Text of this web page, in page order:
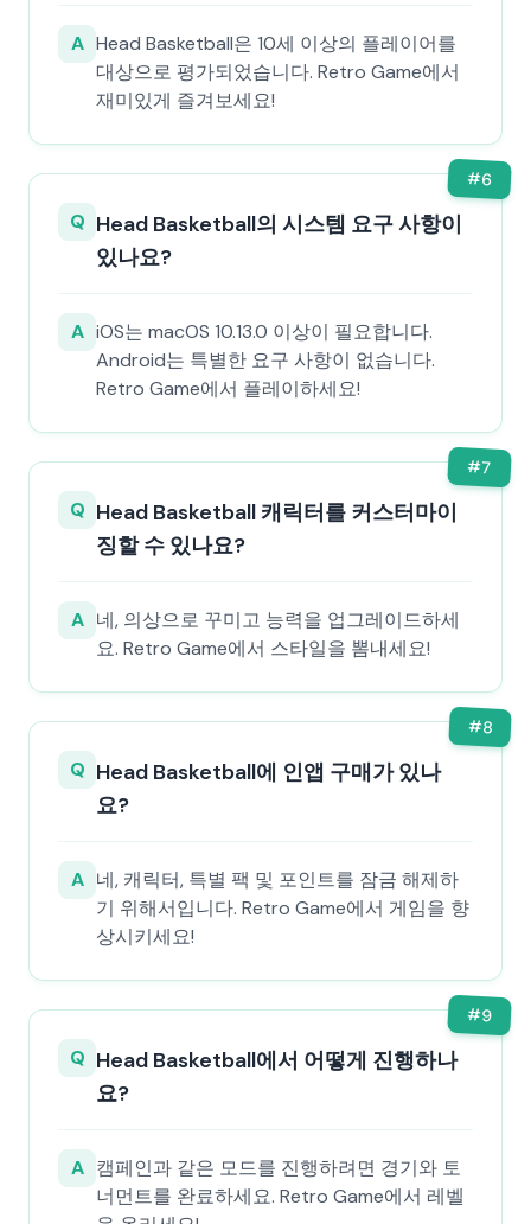
A Head Basketball은 10세 이상의 플레이어를
대상으로 평가되었습니다. Retro Game에서
재미있게 즐겨보세요!
#6
Q Head Basketball의 시스템 요구 사항이
있나요?
A iOS는 macOS 10.13.0 이상이 필요합니다.
Android는 특별한 요구 사항이 없습니다.
Retro Game에서 플레이하세요!
#7
Q Head Basketball 캐릭터를 커스터마이
징할 수 있나요?
A 네, 의상으로 꾸미고 능력을 업그레이드하세
요. Retro Game에서 스타일을 뽐내세요!
#8
Q Head Basketball에 인앱 구매가 있나
요?
A 네, 캐릭터, 특별 팩 및 포인트를 잠금 해제하
기 위해서입니다. Retro Game에서 게임을 향
상시키세요!
#9
Q Head Basketball에서 어떻게 진행하나
요?
A 캠페인과 같은 모드를 진행하려면 경기와 토
너먼트를 완료하세요. Retro Game에서 레벨